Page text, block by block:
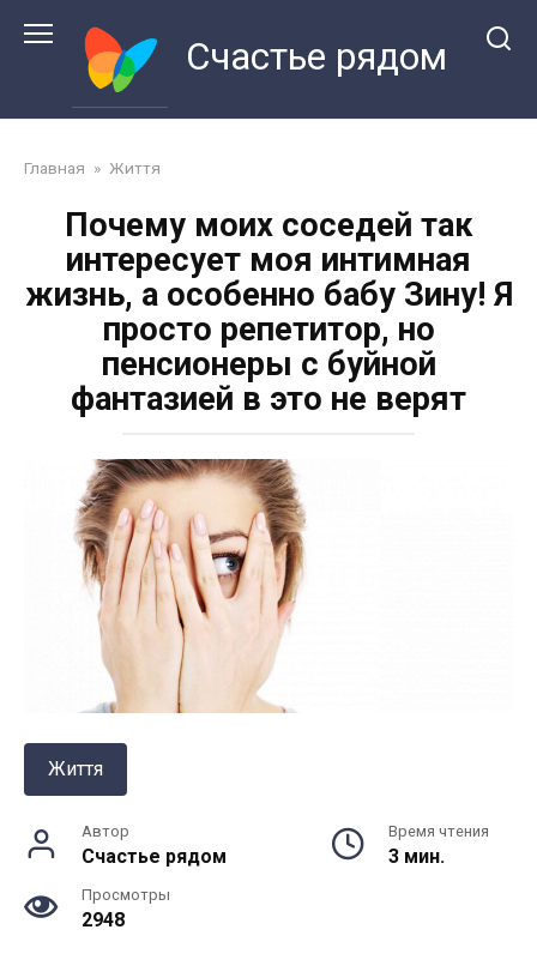
Счастье рядом
Главная » Життя
Почему моих соседей так
интересует моя интимная
жизнь, а особенно бабу Зину! Я
просто репетитор, но
пенсионеры с буйной
фантазией в это не верят
Життя
Автор
Счастье рядом
Время чтения
3 мин.
Просмотры
2948